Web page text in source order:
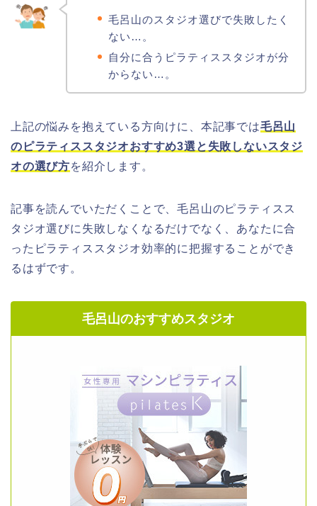
毛呂山のスタジオ選びで失敗したく
ない…。
自分に合うピラティススタジオが分
からない…。
上記の悩みを抱えている方向けに、本記事では毛呂山
のピラティススタジオおすすめ3選と失敗しないスタジ
オの選び方を紹介します。
記事を読んでいただくことで、毛呂山のピラティスス
タジオ選びに失敗しなくなるだけでなく、あなたに合
ったピラティススタジオ効率的に把握することができ
るはずです。
毛呂山のおすすめスタジオ